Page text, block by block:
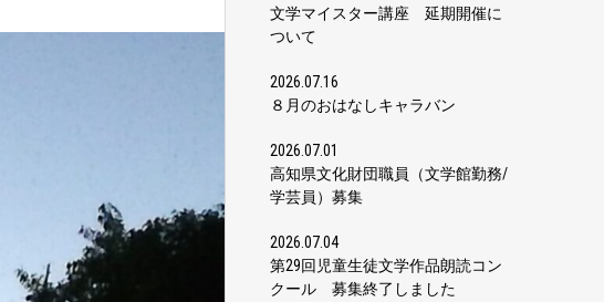
文学マイスター講座 延期開催に
ついて
2026.07.16
８月のおはなしキャラバン
2026.07.01
高知県文化財団職員（文学館勤務/
学芸員）募集
2026.07.04
第29回児童生徒文学作品朗読コン
クール 募集終了しました